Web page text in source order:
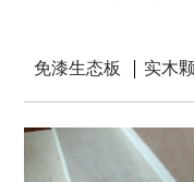
免漆生态板 实木